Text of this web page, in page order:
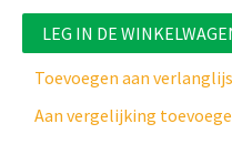
LEG IN DE
Toevoegen aan
Aan vergelijking